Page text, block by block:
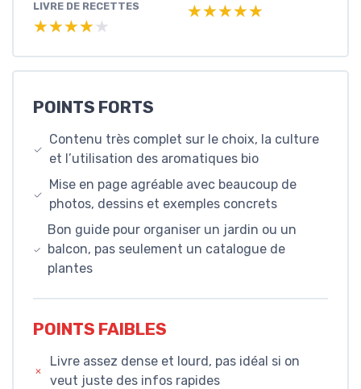
LIVRE DE RECETTES
★★★★★
★★★★★
★★★★★
★★★★★
POINTS FORTS
Contenu très complet sur le choix, la culture
et l’utilisation des aromatiques bio
Mise en page agréable avec beaucoup de
photos, dessins et exemples concrets
Bon guide pour organiser un jardin ou un
balcon, pas seulement un catalogue de
plantes
POINTS FAIBLES
Livre assez dense et lourd, pas idéal si on
veut juste des infos rapides